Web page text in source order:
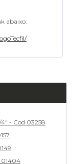
abaixo:
- Cod 03258
01404